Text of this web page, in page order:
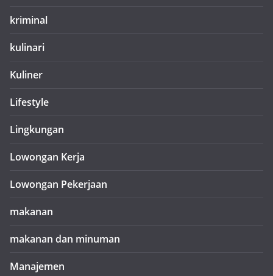
kriminal
kulinari
Kuliner
Lifestyle
Lingkungan
Lowongan Kerja
Lowongan Pekerjaan
makanan
makanan dan minuman
Manajemen